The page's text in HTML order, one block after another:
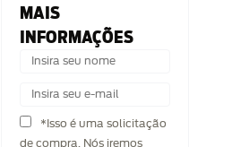
MAIS
INFORMAÇÕES
*Isso é uma solicitação
de compra. Nós iremos